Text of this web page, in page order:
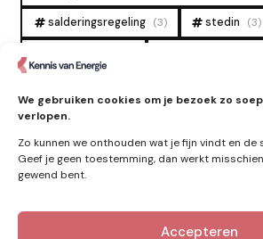
We gebruiken cookies om je bezoek zo
verlopen.
Zo kunnen we onthouden wat je fijn vindt en de
Geef je geen toestemming, dan werkt
gewend bent.
Accepteren
salderingsregeling (3) stedin (3)
tennet
zonne-energie (9)